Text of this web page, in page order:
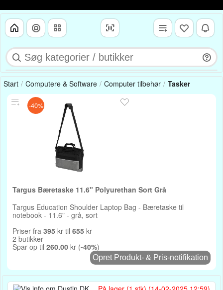
Start Computere & Software Computer tilbehør Tasker
-40%
Targus Bæretaske 11.6" Polyurethan Sort Grå
Targus Education Shoulder Laptop Bag - Bæretaske til
notebook - 11.6" - grå, sort
Priser fra 395 kr til 655 kr
2 butikker
Spar op til 260.00 kr (-40%)
Opret Produkt- & Pris-notifikation